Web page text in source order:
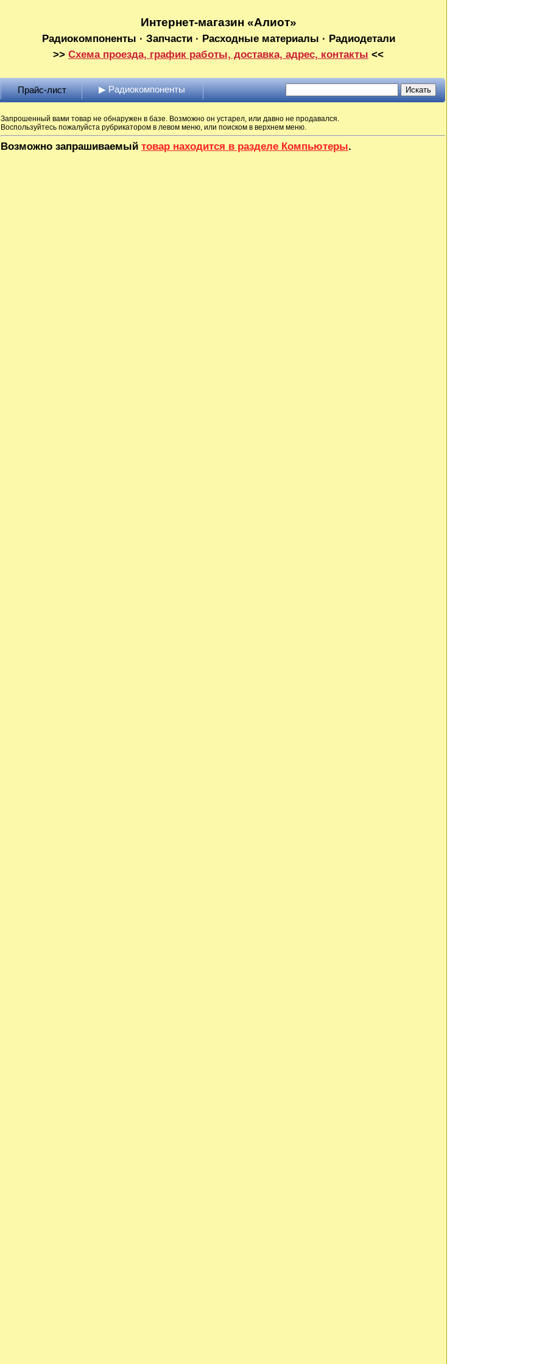
Интернет-магазин «Алиот»
Радиокомпоненты · Запчасти · Расходные материалы · Радиодетали
>> Схема проезда, график работы, доставка, адрес, контакты <<
Прайс-лист ▶ Радиокомпоненты
Запрошенный вами товар не обнаружен в базе. Возможно он устарел, или давно не продавался.
Воспользуйтесь пожалуйста рубрикатором в левом меню, или поиском в верхнем меню.
Возможно запрашиваемый товар находится в разделе Компьютеры.